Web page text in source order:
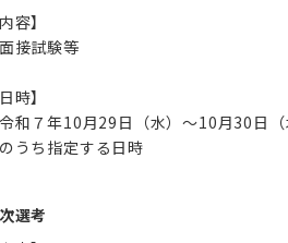
容】
接試験等
時】
令和７年10月29日（水）～10月30日（
選考